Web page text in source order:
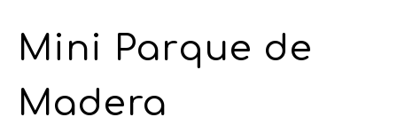
Mini Parque de
Madera